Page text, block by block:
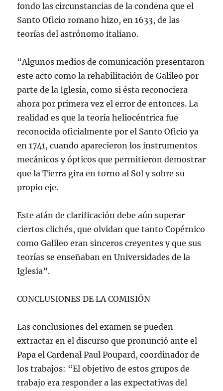
fondo las circunstancias de la condena que el
Santo Oficio romano hizo, en 1633, de las
teorías del astrónomo italiano.
“Algunos medios de comunicación presentaron
este acto como la rehabilitación de Galileo por
parte de la Iglesia, como si ésta reconociera
ahora por primera vez el error de entonces. La
realidad es que la teoría heliocéntrica fue
reconocida oficialmente por el Santo Oficio ya
en 1741, cuando aparecieron los instrumentos
mecánicos y ópticos que permitieron demostrar
que la Tierra gira en torno al Sol y sobre su
propio eje.
Este afán de clarificación debe aún superar
ciertos clichés, que olvidan que tanto Copérnico
como Galileo eran sinceros creyentes y que sus
teorías se enseñaban en Universidades de la
Iglesia”.
CONCLUSIONES DE LA COMISIÓN
Las conclusiones del examen se pueden
extractar en el discurso que pronunció ante el
Papa el Cardenal Paul Poupard, coordinador de
los trabajos: “El objetivo de estos grupos de
trabajo era responder a las expectativas del